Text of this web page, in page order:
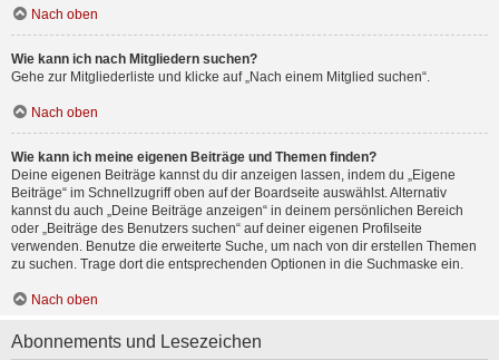
Nach oben
Wie kann ich nach Mitgliedern suchen?
Gehe zur Mitgliederliste und klicke auf „Nach einem Mitglied suchen“.
Nach oben
Wie kann ich meine eigenen Beiträge und Themen finden?
Deine eigenen Beiträge kannst du dir anzeigen lassen, indem du „Eigene
Beiträge“ im Schnellzugriff oben auf der Boardseite auswählst. Alternativ
kannst du auch „Deine Beiträge anzeigen“ in deinem persönlichen Bereich
oder „Beiträge des Benutzers suchen“ auf deiner eigenen Profilseite
verwenden. Benutze die erweiterte Suche, um nach von dir erstellen Themen
zu suchen. Trage dort die entsprechenden Optionen in die Suchmaske ein.
Nach oben
Abonnements und Lesezeichen